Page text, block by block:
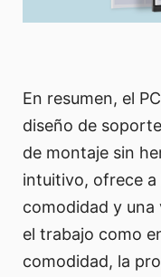
En resumen, el
diseño de
de montaje sin
intuitivo, ofrece
comodidad y una
el trabajo como
comodidad, la